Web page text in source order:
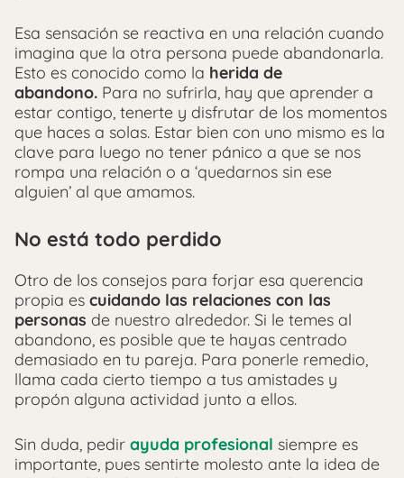
Esa sensación se reactiva en una relación cuando
imagina que la otra persona puede abandonarla.
Esto es conocido como la herida de
abandono. Para no sufrirla, hay que aprender a
estar contigo, tenerte y disfrutar de los momentos
que haces a solas. Estar bien con uno mismo es la
clave para luego no tener pánico a que se nos
rompa una relación o a ‘quedarnos sin ese
alguien’ al que amamos.
No está todo perdido
Otro de los consejos para forjar esa querencia
propia es cuidando las relaciones con las
personas de nuestro alrededor. Si le temes al
abandono, es posible que te hayas centrado
demasiado en tu pareja. Para ponerle remedio,
llama cada cierto tiempo a tus amistades y
propón alguna actividad junto a ellos.
Sin duda, pedir ayuda profesional siempre es
importante, pues sentirte molesto ante la idea de